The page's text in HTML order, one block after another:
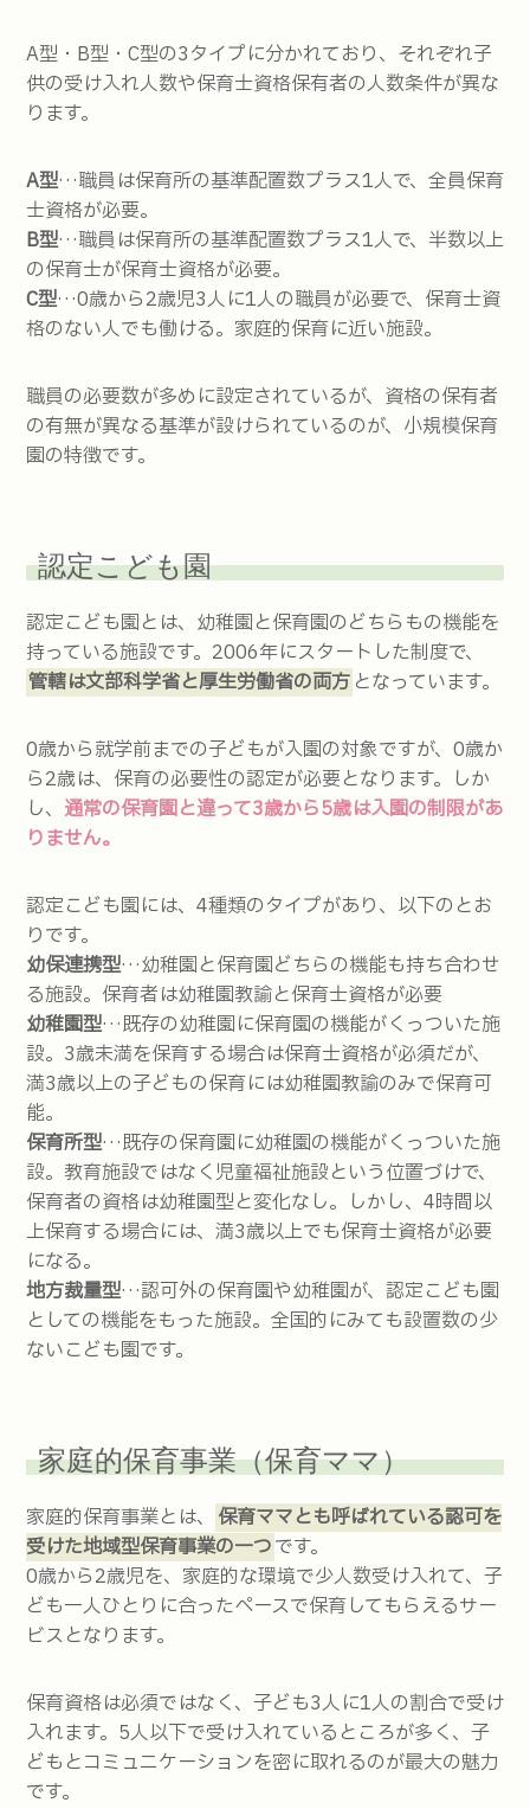
A型・B型・C型の3タイプに分かれており、それぞれ子
供の受け入れ人数や保育士資格保有者の人数条件が異な
ります。
A型…職員は保育所の基準配置数プラス1人で、全員保育
士資格が必要。
B型…職員は保育所の基準配置数プラス1人で、半数以上
の保育士が保育士資格が必要。
C型…0歳から2歳児3人に1人の職員が必要で、保育士資
格のない人でも働ける。家庭的保育に近い施設。
職員の必要数が多めに設定されているが、資格の保有者
の有無が異なる基準が設けられているのが、小規模保育
園の特徴です。
認定こども園
認定こども園とは、幼稚園と保育園のどちらもの機能を
持っている施設です。2006年にスタートした制度で、
管轄は文部科学省と厚生労働省の両方 となっています。
0歳から就学前までの子どもが入園の対象ですが、0歳か
ら2歳は、保育の必要性の認定が必要となります。しか
し、 通常の保育園と違って3歳から5歳は入園の制限があ
りません。
認定こども園には、4種類のタイプがあり、以下のとお
りです。
幼保連携型…幼稚園と保育園どちらの機能も持ち合わせ
る施設。保育者は幼稚園教諭と保育士資格が必要
幼稚園型…既存の幼稚園に保育園の機能がくっついた施
設。3歳未満を保育する場合は保育士資格が必須だが、
満3歳以上の子どもの保育には幼稚園教諭のみで保育可
能。
保育所型…既存の保育園に幼稚園の機能がくっついた施
設。教育施設ではなく児童福祉施設という位置づけで、
保育者の資格は幼稚園型と変化なし。しかし、4時間以
上保育する場合には、満3歳以上でも保育士資格が必要
になる。
地方裁量型…認可外の保育園や幼稚園が、認定こども園
としての機能をもった施設。全国的にみても設置数の少
ないこども園です。
家庭的保育事業（保育ママ）
家庭的保育事業とは、 保育ママとも呼ばれている認可を
受けた地域型保育事業の一つです。
0歳から2歳児を、家庭的な環境で少人数受け入れて、子
ども一人ひとりに合ったペースで保育してもらえるサー
ビスとなります。
保育資格は必須ではなく、子ども3人に1人の割合で受け
入れます。5人以下で受け入れているところが多く、子
どもとコミュニケーションを密に取れるのが最大の魅力
です。